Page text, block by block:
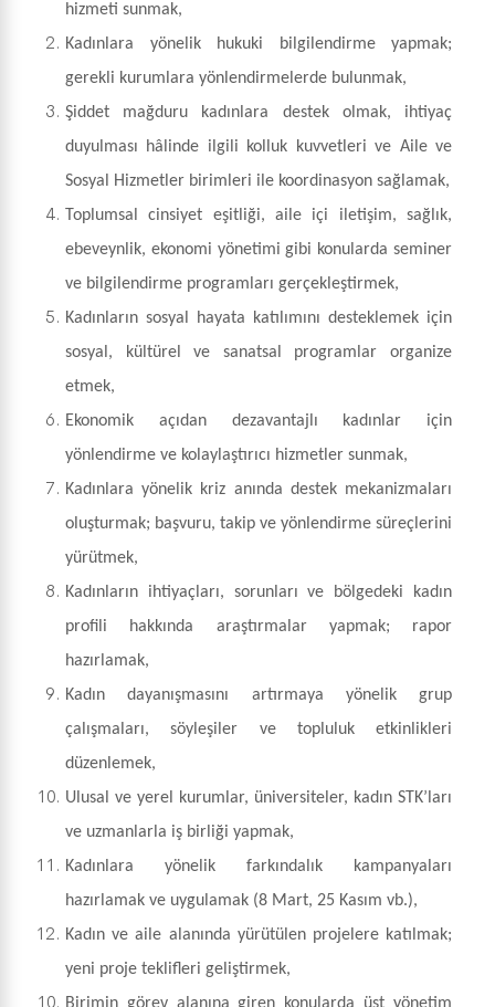
hizmeti sunmak,
Kadınlara yönelik hukuki bilgilendirme yapmak;
gerekli kurumlara yönlendirmelerde bulunmak,
Şiddet mağduru kadınlara destek olmak, ihtiyaç
duyulması hâlinde ilgili kolluk kuvvetleri ve Aile ve
Sosyal Hizmetler birimleri ile koordinasyon sağlamak,
Toplumsal cinsiyet eşitliği, aile içi iletişim, sağlık,
ebeveynlik, ekonomi yönetimi gibi konularda seminer
ve bilgilendirme programları gerçekleştirmek,
Kadınların sosyal hayata katılımını desteklemek için
sosyal, kültürel ve sanatsal programlar organize
etmek,
Ekonomik açıdan dezavantajlı kadınlar için
yönlendirme ve kolaylaştırıcı hizmetler sunmak,
Kadınlara yönelik kriz anında destek mekanizmaları
oluşturmak; başvuru, takip ve yönlendirme süreçlerini
yürütmek,
Kadınların ihtiyaçları, sorunları ve bölgedeki kadın
profili hakkında araştırmalar yapmak; rapor
hazırlamak,
Kadın dayanışmasını artırmaya yönelik grup
çalışmaları, söyleşiler ve topluluk etkinlikleri
düzenlemek,
Ulusal ve yerel kurumlar, üniversiteler, kadın STK’ları
ve uzmanlarla iş birliği yapmak,
Kadınlara yönelik farkındalık kampanyaları
hazırlamak ve uygulamak (8 Mart, 25 Kasım vb.),
Kadın ve aile alanında yürütülen projelere katılmak;
yeni proje teklifleri geliştirmek,